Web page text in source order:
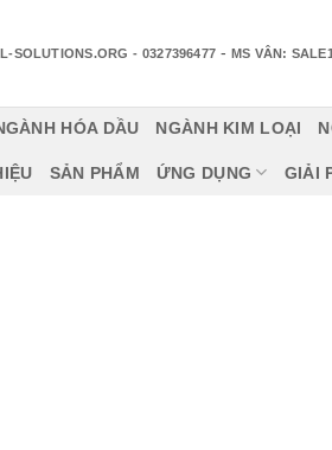
SOLUTIONS.ORG - 0327396477 -MS VÂN:
HÓA DẦU NGÀNH KIM LOẠI
SẢN PHẨM ỨNG DỤNG GIẢI